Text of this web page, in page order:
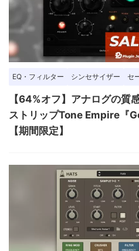
EQ・フィルター シンセサイザー セ
【64%オフ】アナログの質
ストリップTone Empire『
【期間限定】